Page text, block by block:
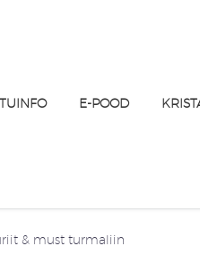
E-POOD
& must turmaliin